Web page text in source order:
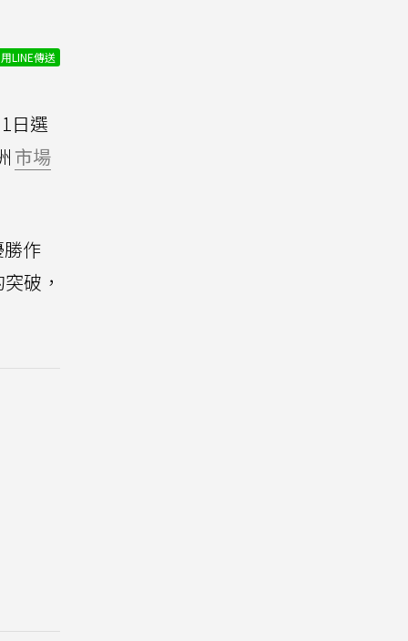
用LINE傳送
日選
市場
作
破，